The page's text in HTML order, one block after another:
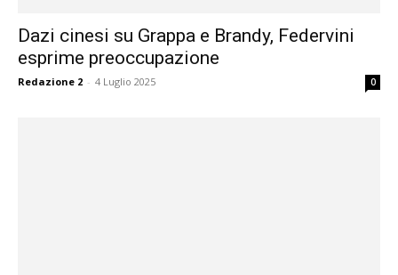
Dazi cinesi su Grappa e Brandy, Federvini
esprime preoccupazione
Redazione 2 - 4 Luglio 2025 0